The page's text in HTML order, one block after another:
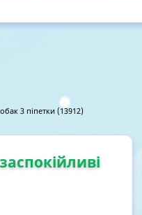
3 піпетки (13912)